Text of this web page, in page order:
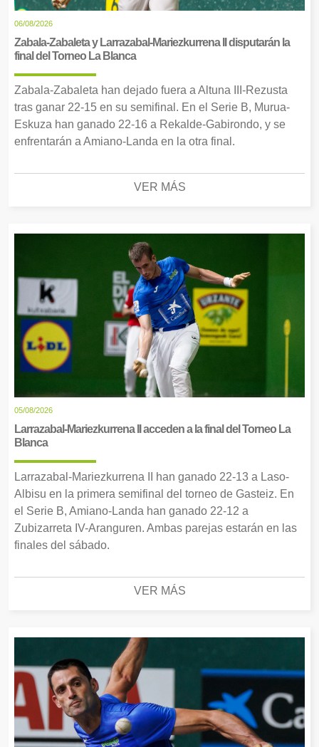
06/08/2026
Zabala-Zabaleta y Larrazabal-Mariezkurrena II disputarán la
final del Torneo La Blanca
Zabala-Zabaleta han dejado fuera a Altuna III-Rezusta
tras ganar 22-15 en su semifinal. En el Serie B, Murua-
Eskuza han ganado 22-16 a Rekalde-Gabirondo, y se
enfrentarán a Amiano-Landa en la otra final.
VER MÁS
05/08/2026
Larrazabal-Mariezkurrena II acceden a la final del Torneo La
Blanca
Larrazabal-Mariezkurrena II han ganado 22-13 a Laso-
Albisu en la primera semifinal del torneo de Gasteiz. En
el Serie B, Amiano-Landa han ganado 22-12 a
Zubizarreta IV-Aranguren. Ambas parejas estarán en las
finales del sábado.
VER MÁS